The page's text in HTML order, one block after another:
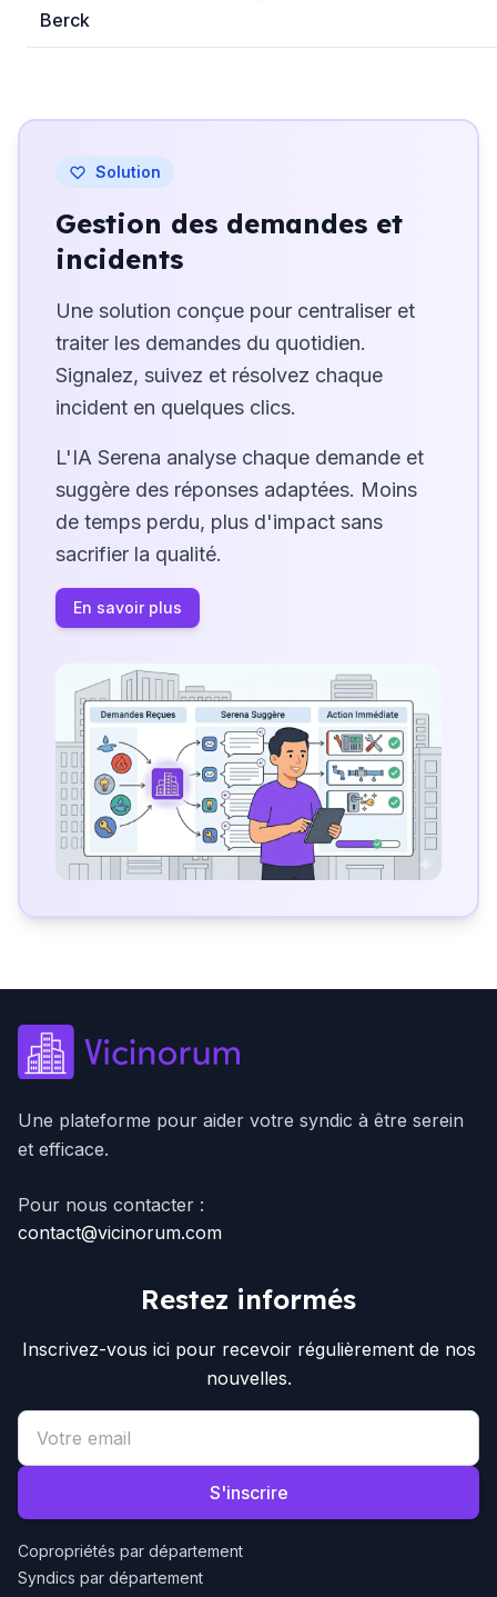
Berck
Solution
Gestion des demandes et
incidents
Une solution conçue pour centraliser et
traiter les demandes du quotidien.
Signalez, suivez et résolvez chaque
incident en quelques clics.
L'IA Serena analyse chaque demande et
suggère des réponses adaptées. Moins
de temps perdu, plus d'impact sans
sacrifier la qualité.
En savoir plus
Une plateforme pour aider votre syndic à être serein
et efficace.
Pour nous contacter :
contact@vicinorum.com
Restez informés
Inscrivez-vous ici pour recevoir régulièrement de nos
nouvelles.
Email address
S'inscrire
Copropriétés par département
Syndics par département